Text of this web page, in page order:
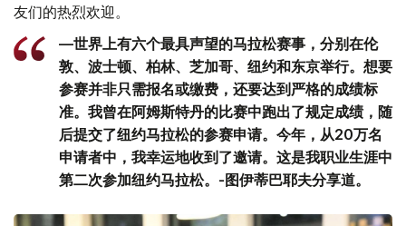
友们的热烈欢迎。
—世界上有六个最具声望的马拉松赛事，分别在伦
敦、波士顿、柏林、芝加哥、纽约和东京举行。想要
参赛并非只需报名或缴费，还要达到严格的成绩标
准。我曾在阿姆斯特丹的比赛中跑出了规定成绩，随
后提交了纽约马拉松的参赛申请。今年，从20万名
申请者中，我幸运地收到了邀请。这是我职业生涯中
第二次参加纽约马拉松。-图伊蒂巴耶夫分享道。